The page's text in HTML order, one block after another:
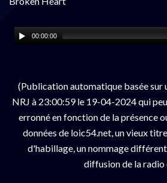
00:00:00
(Publication automatique basée sur
NRJ à 23:00:59 le 19-04-2024 qui
erronné en fonction de la présence
données de loic54.net, un vieux
d'habillage, un nommage
diffusion de la radio